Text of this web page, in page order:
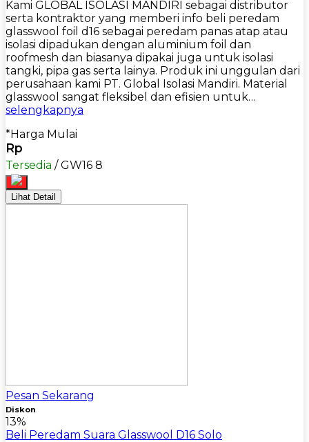
Kami GLOBAL ISOLASI MANDIRI sebagai distributor
serta kontraktor yang memberi info beli peredam
glasswool foil d16 sebagai peredam panas atap atau
isolasi dipadukan dengan aluminium foil dan
roofmesh dan biasanya dipakai juga untuk isolasi
tangki, pipa gas serta lainya. Produk ini unggulan dari
perusahaan kami PT. Global Isolasi Mandiri. Material
glasswool sangat fleksibel dan efisien untuk…
selengkapnya
*Harga Mulai
Rp
Tersedia / GW16 8
Lihat Detail
Pesan Sekarang
Diskon
13%
Beli Peredam Suara Glasswool D16 Solo